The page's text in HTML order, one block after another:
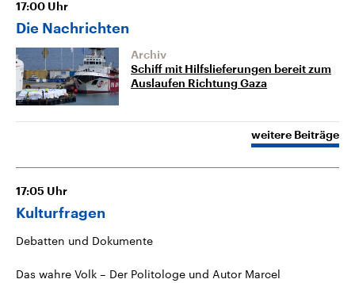
17:00 Uhr
Die Nachrichten
Archiv
Schiff mit Hilfslieferungen bereit zum
Auslaufen Richtung Gaza
weitere Beiträge
17:05 Uhr
Kulturfragen
Debatten und Dokumente
Das wahre Volk – Der Politologe und Autor Marcel